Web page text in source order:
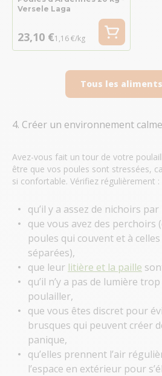
Versele Laga
23,10 €1,16 €/kg
Tous les
4. Créer un environnement calme
Avez-vous fait un tour de votre
être que vos poules sont stressées,
si confortable. Vérifiez régulièrement :
qu’il y a assez de nichoirs
que vous avez des perchoirs
poules qui couvent et à
séparées),
que leur litière et la paille
qu’il n’y a pas de lumière
poulailler,
que vous êtes discret pour
brusques qui peuvent créer
panique,
qu’elles prennent l’air
l’espace en extérieur pour